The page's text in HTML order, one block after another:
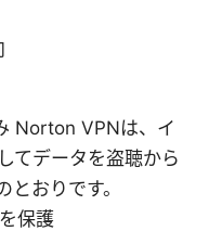
Norton VPNは、イ
てデータを盗聴から
おりです。
保護